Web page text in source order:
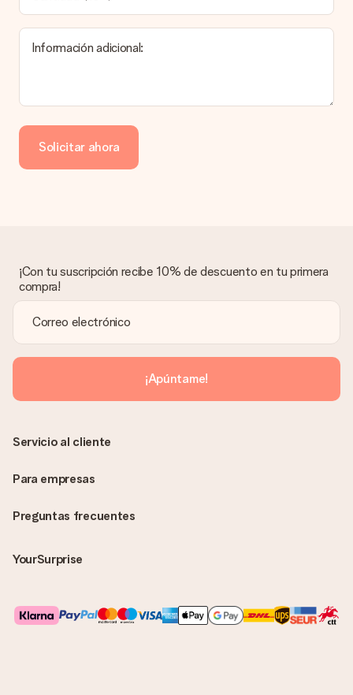
El tiempo de entrega se puede encontrar en la página del
producto del regalo.
¿Cómo puedo pagar mi pedido?
de crédito o transferencia bancaria. En caso de elegir
transferencia bancaria, ten en cuenta 3 días adicionales para la
entrega de tu regalo.
asunto contigo. Ponte en contacto con nuestro equipo de
atención al cliente por teléfono, correo electrónico o chat y
buscaremos una solución adecuada para ti.
¿Se envía la factura junto con el pedido?
La factura y cualquier otra información relativa a tu regalo se
enviará únicamente por correo electrónico. El regalo se enviará
sin ninguna información adicional Así, evitaremos que la
persona que recibe el regalo la vea. ¡No le enviaremos nada
más que su increíble regalo! ¿Quieres que sepa quién se lo
Información adicional:
Solicitar ahora
¡Con tu suscripción recibe 10% de descuento en tu primera
compra!
¡Apúntame!
Preguntas frecuentes
YourSurprise
Servicio al cliente
Para empresas